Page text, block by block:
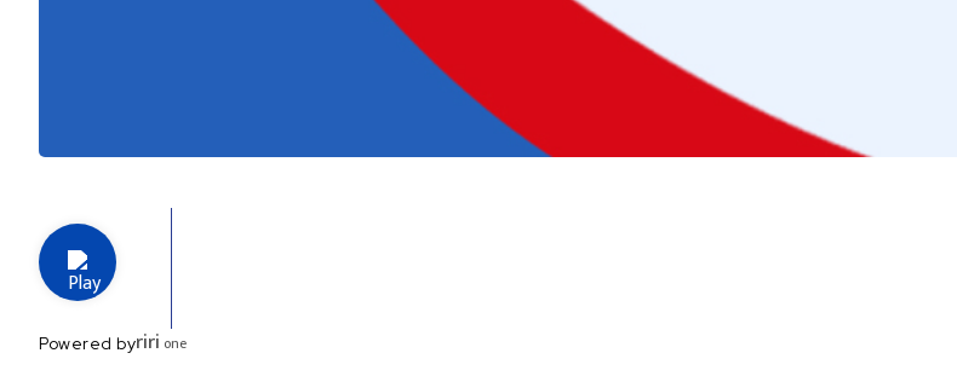
Powered byriri one